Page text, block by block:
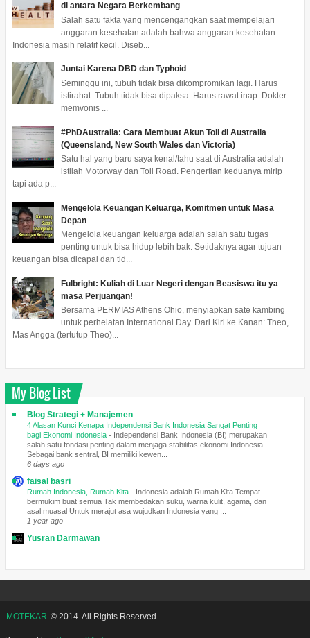
di antara Negara Berkembang
Salah satu fakta yang mencengangkan saat mempelajari
anggaran kesehatan adalah bahwa anggaran kesehatan
Indonesia masih relatif kecil. Diseb...
Juntai Karena DBD dan Typhoid
Seminggu ini, tubuh tidak bisa dikompromikan lagi. Harus
istirahat. Tubuh tidak bisa dipaksa. Harus rawat inap. Dokter
memvonis ...
#PhDAustralia: Cara Membuat Akun Toll di Australia
(Queensland, New South Wales dan Victoria)
Satu hal yang baru saya kenal/tahu saat di Australia adalah
istilah Motorway dan Toll Road. Pengertian keduanya mirip
tapi ada p...
Mengelola Keuangan Keluarga, Komitmen untuk Masa
Depan
Mengelola keuangan keluarga adalah salah satu tugas
penting untuk bisa hidup lebih bak. Setidaknya agar tujuan
keuangan bisa dicapai dan tid...
Fulbright: Kuliah di Luar Negeri dengan Beasiswa itu ya
masa Perjuangan!
Bersama PERMIAS Athens Ohio, menyiapkan sate kambing
untuk perhelatan International Day. Dari Kiri ke Kanan: Theo,
Mas Angga (tertutup Theo)...
My Blog List
Blog Strategi + Manajemen
4 Alasan Kunci Kenapa Independensi Bank Indonesia Sangat Penting
bagi Ekonomi Indonesia - Independensi Bank Indonesia (BI) merupakan
salah satu fondasi penting dalam menjaga stabilitas ekonomi Indonesia.
Sebagai bank sentral, BI memiliki kewen...
6 days ago
faisal basri
Rumah Indonesia, Rumah Kita - Indonesia adalah Rumah Kita Tempat
bermukim buat semua Tak membedakan suku, warna kulit, agama, dan
asal muasal Untuk merajut asa wujudkan Indonesia yang ...
1 year ago
Yusran Darmawan
-
MOTEKAR © 2014. All Rights Reserved.